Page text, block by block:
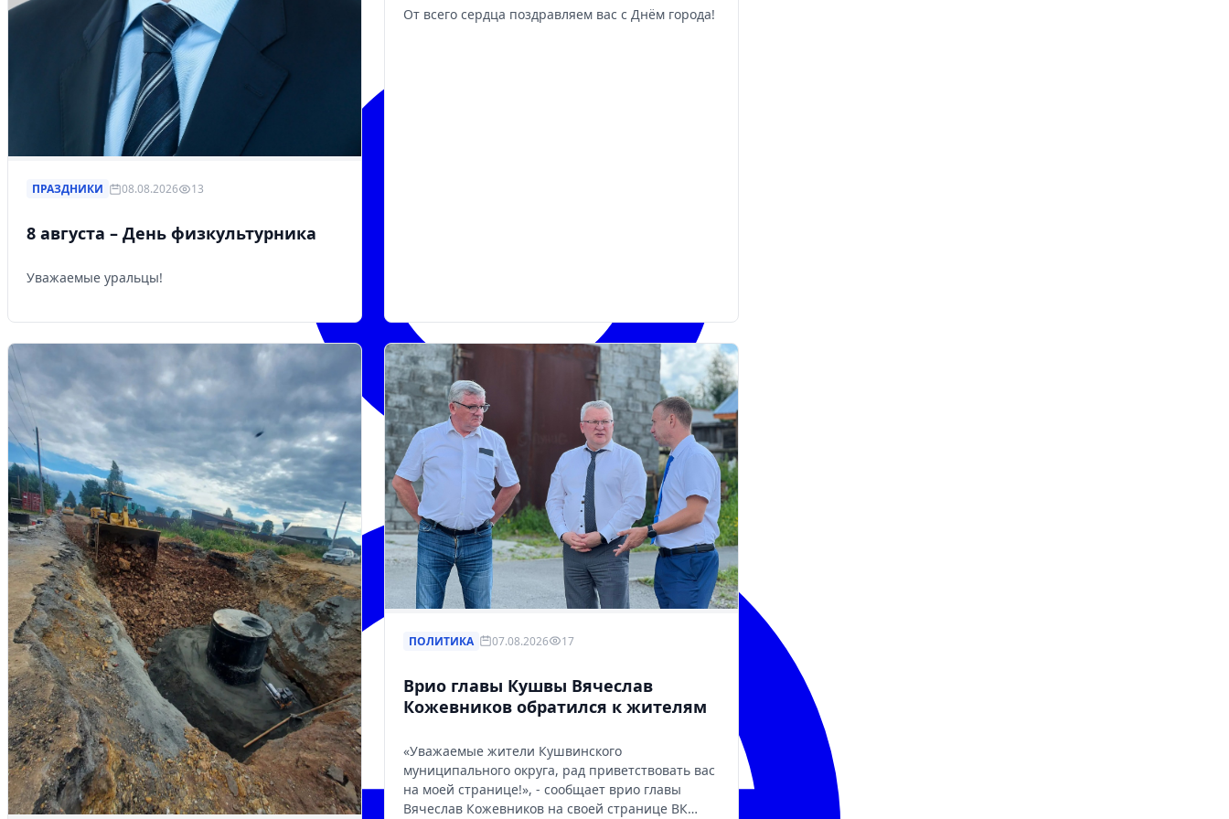
ПРАЗДНИКИ 08.08.2026 13
8 августа – День физкультурника
Уважаемые уральцы!
От всего сердца поздравляем вас с Днём города!
ПОЛИТИКА 07.08.2026 17
Врио главы Кушвы Вячеслав
Кожевников обратился к жителям
«Уважаемые жители Кушвинского
муниципального округа, рад приветствовать вас
на моей странице!», - сообщает врио главы
Вячеслав Кожевников на своей странице ВК…